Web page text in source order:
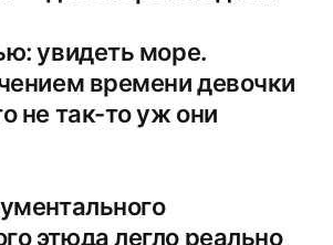
увидеть море.
времени девочки
не так-то уж они
этюда легло реально